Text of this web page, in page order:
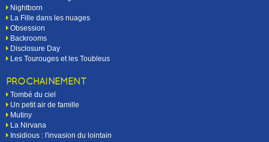
Nightborn
La Fille dans les nuages
Obsession
Backrooms
Disclosure Day
Les Tourouges et les Toubleus
PROCHAINEMENT
Tombé du ciel
Un petit air de famille
Mutiny
La Nirvana
Insidious : l'invasion du lointain